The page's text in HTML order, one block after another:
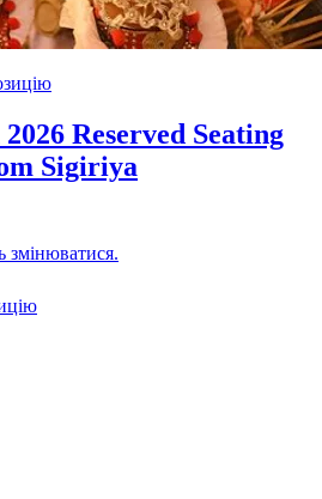
Reserved Seating
Sigiriya
змінюватися.